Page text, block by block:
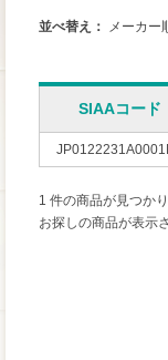
並べ替え： メーカー
SIAAコード
1 件の商品が見つかり
お探しの商品が表示